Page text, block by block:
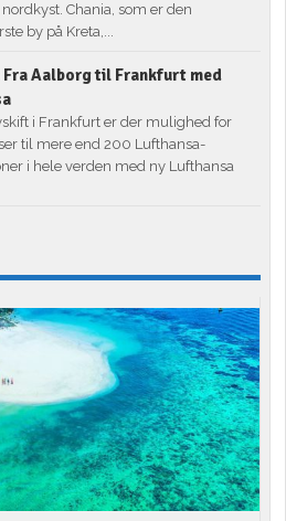
nordkyst. Chania, som er den
by på Kreta,...
Fra Aalborg til Frankfurt med
i Frankfurt er der mulighed for
til mere end 200 Lufthansa-
i hele verden med ny Lufthansa